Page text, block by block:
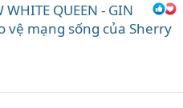
WHITE QUEEN - GIN
vệ mạng sống của Sherry